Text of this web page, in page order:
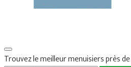
Trouvez le meilleur menuisiers près